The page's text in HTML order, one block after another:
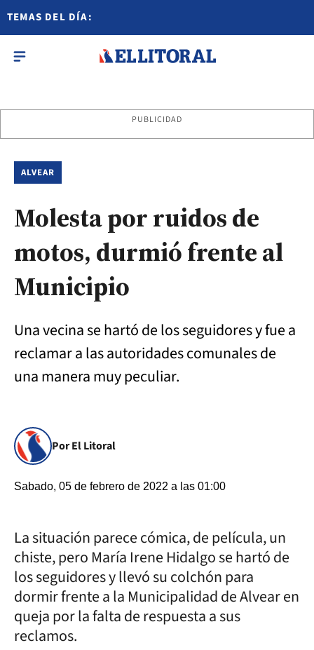
TEMAS DEL DÍA:
PUBLICIDAD
ALVEAR
Molesta por ruidos de
motos, durmió frente al
Municipio
Una vecina se hartó de los seguidores y fue a
reclamar a las autoridades comunales de
una manera muy peculiar.
Por El Litoral
Sabado, 05 de febrero de 2022 a las 01:00
La situación parece cómica, de película, un
chiste, pero María Irene Hidalgo se hartó de
los seguidores y llevó su colchón para
dormir frente a la Municipalidad de Alvear en
queja por la falta de respuesta a sus
reclamos.